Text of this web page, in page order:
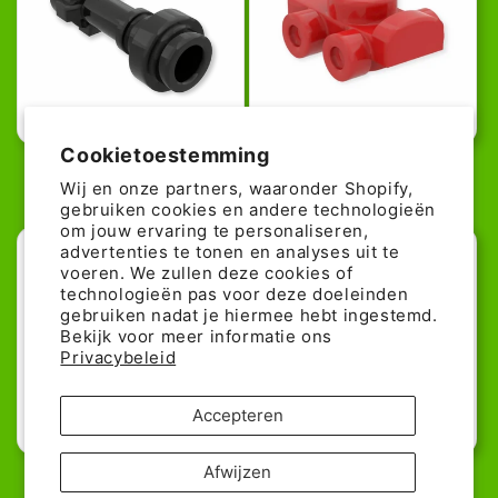
Cookietoestemming
Wij en onze partners, waaronder Shopify,
gebruiken cookies en andere technologieën
om jouw ervaring te personaliseren,
advertenties te tonen en analyses uit te
voeren. We zullen deze cookies of
technologieën pas voor deze doeleinden
gebruiken nadat je hiermee hebt ingestemd.
Bekijk voor meer informatie ons
Privacybeleid
Accepteren
Afwijzen
LEGO Lightsaber Griff - Black
Normale
prijs
0,09€ Aanbiedingsprijs
0,05€
Normale
prijs
0,14€ 0,09€
LEGO Spinne in Schwarz LEGO Minifiguren Korb in Lime